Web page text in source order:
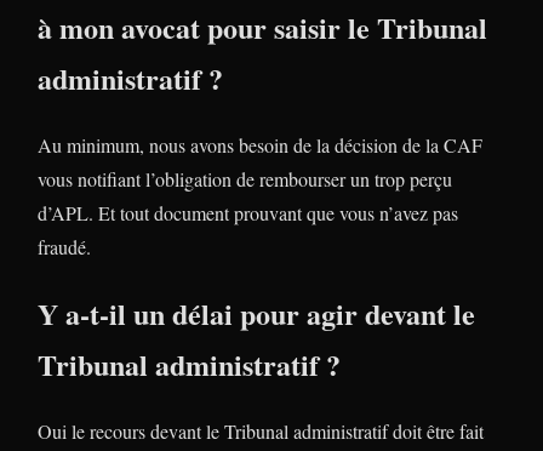
à mon avocat pour saisir le Tribunal
administratif ?
Au minimum, nous avons besoin de la décision de la CAF
vous notifiant l’obligation de rembourser un trop perçu
d’APL. Et tout document prouvant que vous n’avez pas
fraudé.
Y a-t-il un délai pour agir devant le
Tribunal administratif ?
Oui le recours devant le Tribunal administratif doit être fait